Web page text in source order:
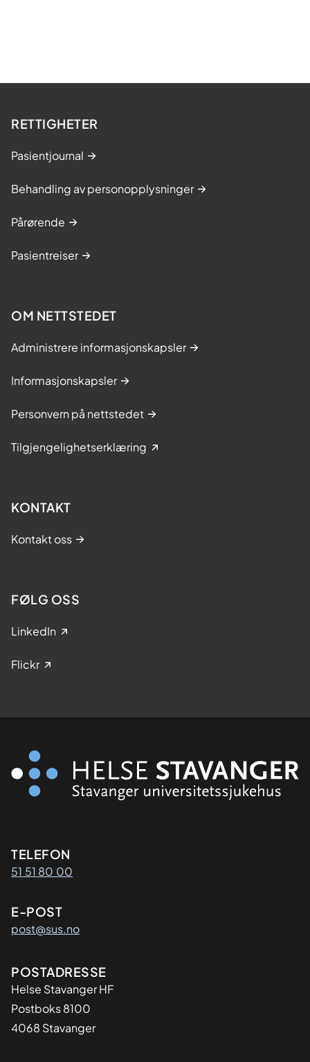
t
i
RETTIGHETER
Pasientjournal
Behandling av personopplysninger
Pårørende
Pasientreiser
OM NETTSTEDET
Administrere informasjonskapsler
Informasjonskapsler
Personvern på nettstedet
Tilgjengelighetserklæring
KONTAKT
Kontakt oss
FØLG OSS
LinkedIn
Flickr
Kontaktinformasjon
TELEFON
51 51 80 00
E-POST
post@sus.no
Adresse
POSTADRESSE
Helse Stavanger HF
Postboks 8100
4068 Stavanger